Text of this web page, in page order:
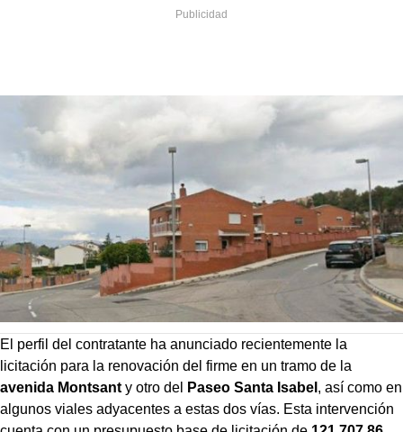
El perfil del contratante ha anunciado recientemente la
licitación para la renovación del firme en un tramo de la
avenida Montsant y otro del Paseo Santa Isabel , así como en
algunos viales adyacentes a estas dos vías. Esta intervención